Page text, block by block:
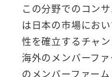
この分野でのコン
は日本の市場にお
性を確立するチャン
海外のメンバーフ
のメンバーファー